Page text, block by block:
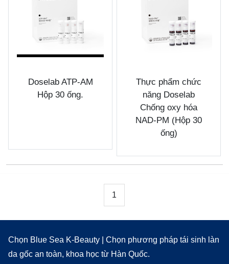
Doselab ATP-AM
Hộp 30 ống.
Thực phẩm chức
năng Doselab
Chống oxy hóa
NAD-PM (Hộp 30
ống)
1
Chọn Blue Sea K-Beauty | Chọn phương pháp tái sinh làn
da gốc an toàn, khoa học từ Hàn Quốc.